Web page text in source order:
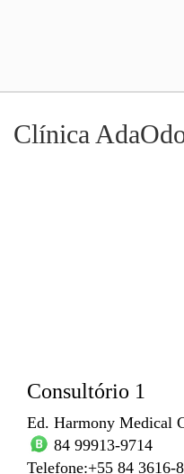
Clínica
Consultório 1
Ed. Harmony Medical
84 99913-9714
Telefone:+55 84 3616-